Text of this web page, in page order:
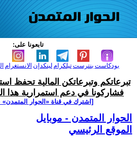
تابعونا على:
الانستغرام لينكدإن تيلكرامبنترست بودكاست
تبرعاتكم وتبرعاتكن المالية تحفظ
فشاركونا في دعم استمرارية هذا
[اشترك في قناة ‫«الحوار المتمدن»
الحوار المتمدن - موبايل
الموقع الرئيسي